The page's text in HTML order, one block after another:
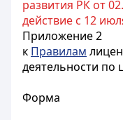
развития РК от
действие с 12
Приложение 2
к Правилам
деятельности
Форма